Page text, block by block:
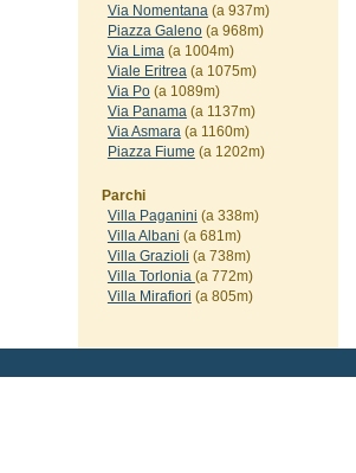
Via Nomentana(a 937m)
Piazza Galeno(a 968m)
Via Lima(a 1004m)
Viale Eritrea(a 1075m)
Via Po(a 1089m)
Via Panama(a 1137m)
Via Asmara(a 1160m)
Piazza Fiume (a 1202m)
Parchi
Villa Paganini (a 338m)
Villa Albani (a 681m)
Villa Grazioli (a 738m)
Villa Torlonia (a 772m)
Villa Mirafiori (a 805m)